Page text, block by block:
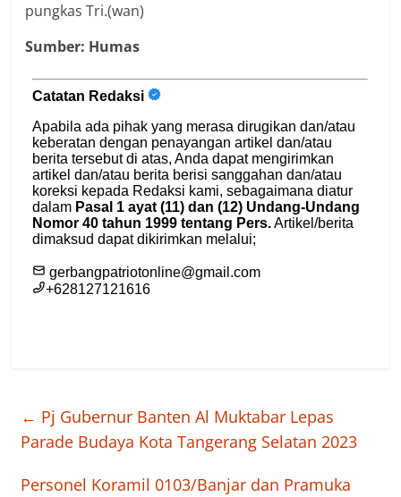
pungkas Tri.(wan)
Sumber: Humas
← Pj Gubernur Banten Al Muktabar Lepas
Parade Budaya Kota Tangerang Selatan 2023
Personel Koramil 0103/Banjar dan Pramuka